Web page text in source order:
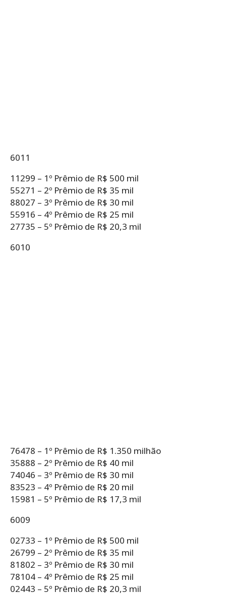
6011
11299 – 1º Prêmio de R$ 500 mil
55271 – 2º Prêmio de R$ 35 mil
88027 – 3º Prêmio de R$ 30 mil
55916 – 4º Prêmio de R$ 25 mil
27735 – 5º Prêmio de R$ 20,3 mil
6010
76478 – 1º Prêmio de R$ 1.350 milhão
35888 – 2º Prêmio de R$ 40 mil
74046 – 3º Prêmio de R$ 30 mil
83523 – 4º Prêmio de R$ 20 mil
15981 – 5º Prêmio de R$ 17,3 mil
6009
02733 – 1º Prêmio de R$ 500 mil
26799 – 2º Prêmio de R$ 35 mil
81802 – 3º Prêmio de R$ 30 mil
78104 – 4º Prêmio de R$ 25 mil
02443 – 5º Prêmio de R$ 20,3 mil